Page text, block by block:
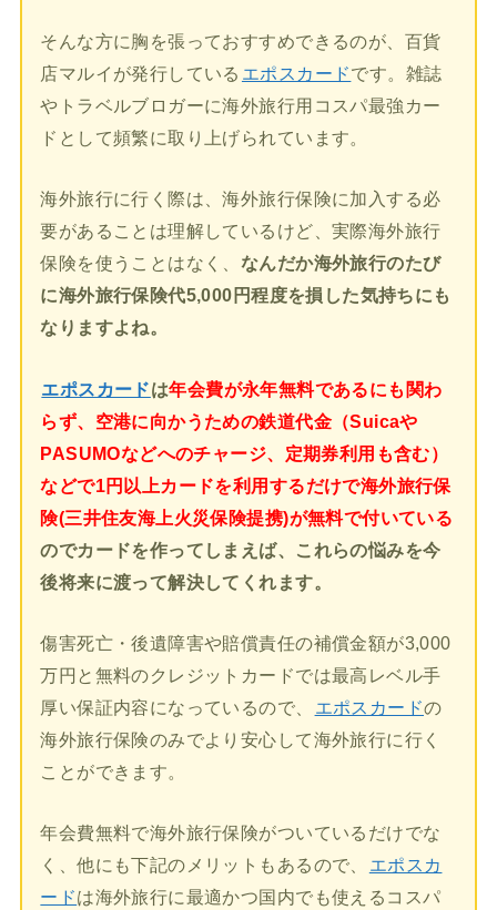
そんな方に胸を張っておすすめできるのが、百貨
店マルイが発行している エポスカードです。雑誌
やトラベルブロガーに海外旅行用コスパ最強カー
ドとして頻繁に取り上げられています。
海外旅行に行く際は、海外旅行保険に加入する必
要があることは理解しているけど、実際海外旅行
保険を使うことはなく、 なんだか海外旅行のたび
に海外旅行保険代5,000円程度を損した気持ちにも
なりますよね。
エポスカードは年会費が永年無料であるにも関わ
らず、空港に向かうための鉄道代金（Suicaや
PASUMOなどへのチャージ、定期券利用も含む）
などで1円以上カードを利用するだけで海外旅行保
険(三井住友海上火災保険提携)が無料で付いている
のでカードを作ってしまえば、これらの悩みを今
後将来に渡って解決してくれます。
傷害死亡・後遺障害や賠償責任の補償金額が3,000
万円と無料のクレジットカードでは最高レベル手
厚い保証内容になっているので、
エポスカードの
海外旅行保険のみでより安心して海外旅行に行く
ことができます。
年会費無料で海外旅行保険がついているだけでな
く、他にも下記のメリットもあるので、
エポスカ
ードは海外旅行に最適かつ国内でも使えるコスパ